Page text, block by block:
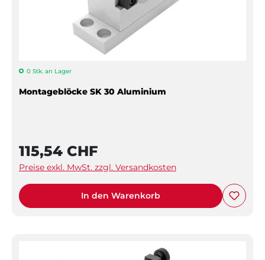
0 Stk. an Lager
Montageblöcke SK 30 Aluminium
115,54 CHF
Preise exkl. MwSt. zzgl. Versandkosten
In den Warenkorb